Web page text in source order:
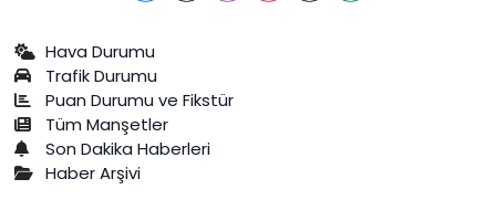
Hava Durumu
Trafik Durumu
Puan Durumu ve Fikstür
Tüm Manşetler
Son Dakika Haberleri
Haber Arşivi